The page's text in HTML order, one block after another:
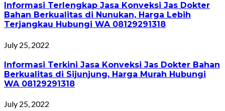
Informasi Terlengkap Jasa Konveksi Jas Dokter
Bahan Berkualitas di Nunukan, Harga Lebih
Terjangkau Hubungi WA 08129291318
July 25, 2022
Informasi Terkini Jasa Konveksi Jas Dokter Bahan
Berkualitas di Sijunjung, Harga Murah Hubungi
WA 08129291318
July 25, 2022